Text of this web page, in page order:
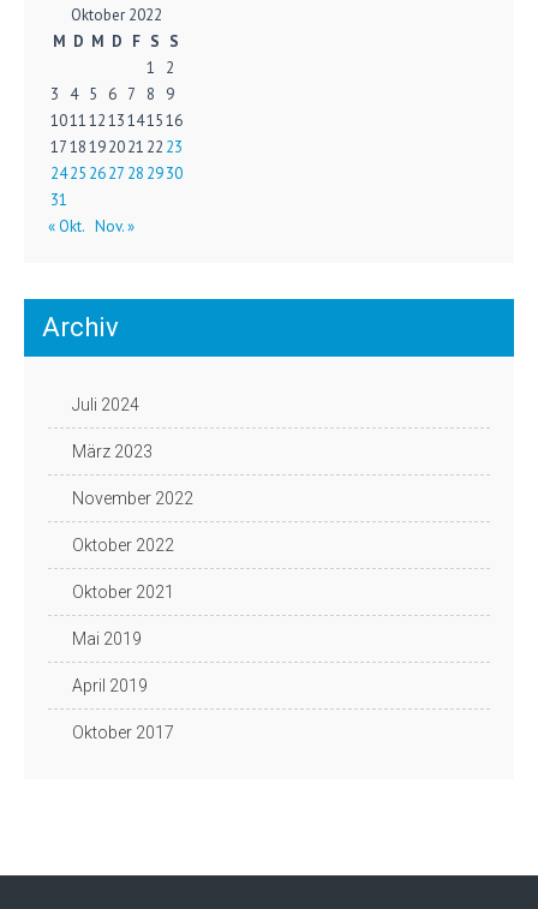
Oktober 2022
M D M D F S S
1
2
3
4 5 6 7 8
9
10111213141516
1718192021 22 23
2425 2627 28 2930
31
« Okt. Nov. »
Archiv
Juli 2024
März 2023
November 2022
Oktober 2022
Oktober 2021
Mai 2019
April 2019
Oktober 2017